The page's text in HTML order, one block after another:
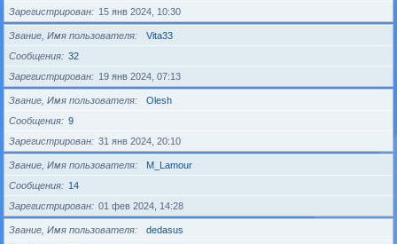
Зарегистрирован
15 янв 2024, 10:30
Звание, Имя пользователя
Vita33
Сообщения
32
Зарегистрирован
19 янв 2024, 07:13
Звание, Имя пользователя
Olesh
Сообщения
9
Зарегистрирован
31 янв 2024, 20:10
Звание, Имя пользователя
M_Lamour
Сообщения
14
Зарегистрирован
01 фев 2024, 14:28
Звание, Имя пользователя
dedasus